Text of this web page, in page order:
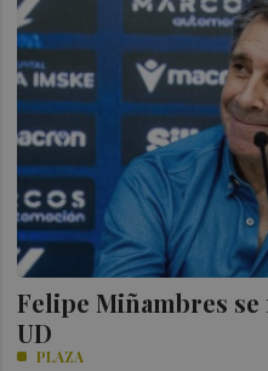
Felipe Miñambres
UD
PLAZA